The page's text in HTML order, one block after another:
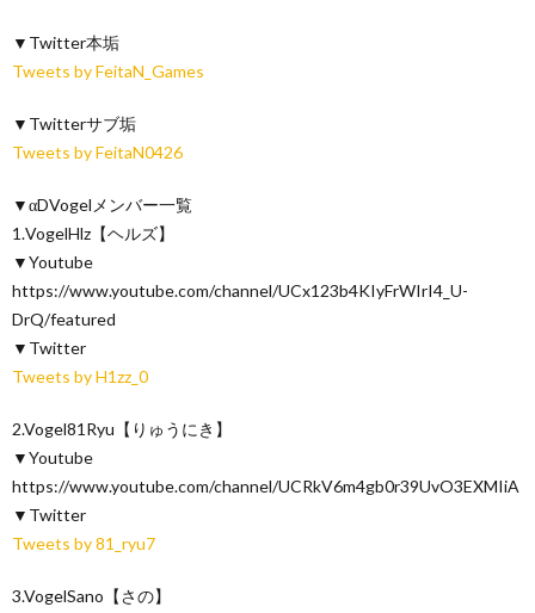
▼Twitter本垢
Tweets by FeitaN_Games
▼Twitterサブ垢
Tweets by FeitaN0426
▼αDVogelメンバー一覧
1.VogelHlz【ヘルズ】
▼Youtube
https://www.youtube.com/channel/UCx123b4KIyFrWIrI4_U-
DrQ/featured
▼Twitter
Tweets by H1zz_0
2.Vogel81Ryu【りゅうにき】
▼Youtube
https://www.youtube.com/channel/UCRkV6m4gb0r39UvO3EXMIiA
▼Twitter
Tweets by 81_ryu7
3.VogelSano【さの】